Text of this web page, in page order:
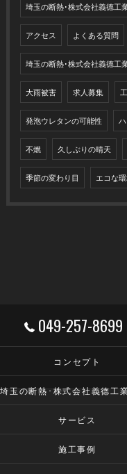
埼玉の断熱･株式会社義德工
アクセス よくある質問
埼玉の断熱･株式会社義德工
大雨被害 求人募集
発泡ウレタンの可能性
不燃 久しぶりの晴天
季節の変わり目 エコな
049-257-8699
コンセプト
サービス
施工事例